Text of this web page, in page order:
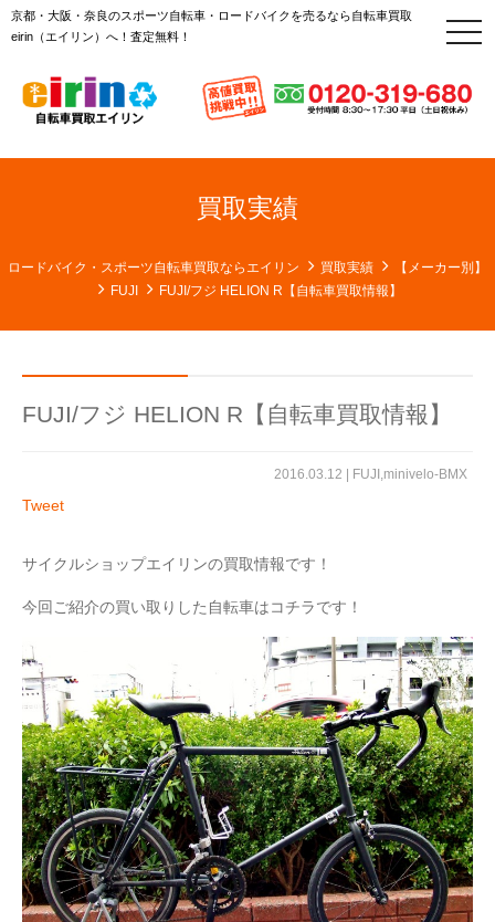
京都・大阪・奈良のスポーツ自転車・ロードバイクを売るなら自転車買取
eirin（エイリン）へ！査定無料！
t
o
l
e
v
o
n
買取実績
ロードバイク・スポーツ自転車買取ならエイリン 買取実績
【メーカー別】
FUJI
FUJI/フジ HELION R【自転車買取情報】
FUJI/フジ HELION R【自転車買取情報】
2016.03.12 | FUJI ,minivelo-BMX
Tweet
サイクルショップエイリンの買取情報です！
今回ご紹介の買い取りした自転車はコチラです！